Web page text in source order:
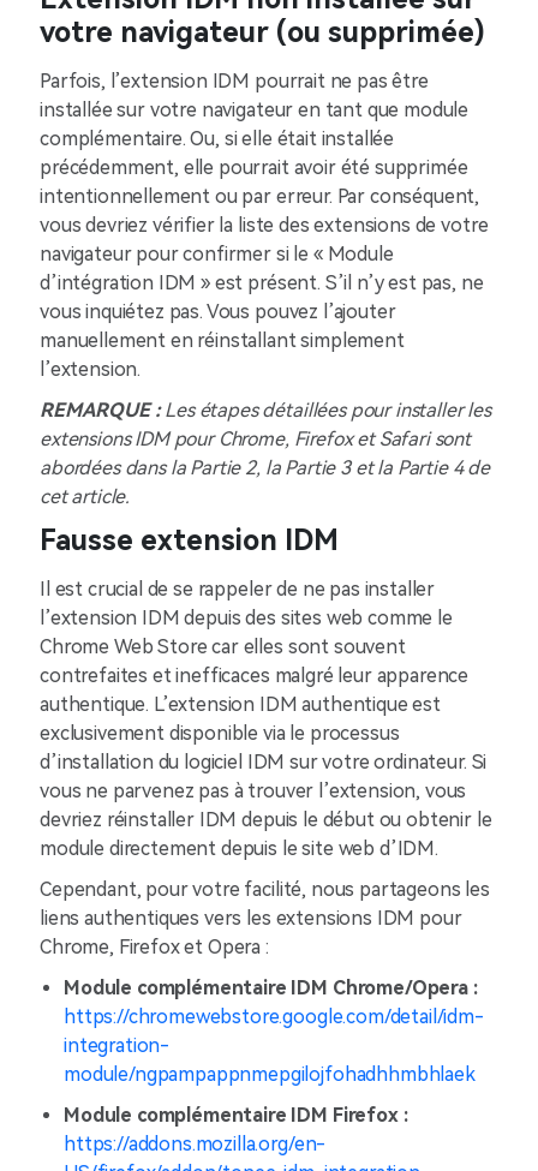
votre navigateur (ou supprimée)
Parfois, l’extension IDM pourrait ne pas être
installée sur votre navigateur en tant que module
complémentaire. Ou, si elle était installée
précédemment, elle pourrait avoir été supprimée
intentionnellement ou par erreur. Par conséquent,
vous devriez vérifier la liste des extensions de votre
navigateur pour confirmer si le « Module
d’intégration IDM » est présent. S’il n’y est pas, ne
vous inquiétez pas. Vous pouvez l’ajouter
manuellement en réinstallant simplement
l’extension.
REMARQUE :Les étapes détaillées pour installer les
extensions IDM pour Chrome, Firefox et Safari sont
abordées dans la Partie 2, la Partie 3 et la Partie 4 de
cet article.
Fausse extension IDM
Il est crucial de se rappeler de ne pas installer
l’extension IDM depuis des sites web comme le
Chrome Web Store car elles sont souvent
contrefaites et inefficaces malgré leur apparence
authentique. L’extension IDM authentique est
exclusivement disponible via le processus
d’installation du logiciel IDM sur votre ordinateur. Si
vous ne parvenez pas à trouver l’extension, vous
devriez réinstaller IDM depuis le début ou obtenir le
module directement depuis le site web d’IDM.
Cependant, pour votre facilité, nous partageons les
liens authentiques vers les extensions IDM pour
Chrome, Firefox et Opera :
Module complémentaire IDM Chrome/Opera :
https://chromewebstore.google.com/detail/idm-
integration-
module/ngpampappnmepgilojfohadhhmbhlaek
Module complémentaire IDM Firefox :
https://addons.mozilla.org/en-